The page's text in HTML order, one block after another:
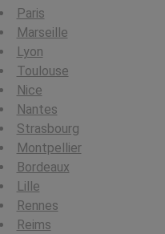
Paris
Marseille
Lyon
Toulouse
Nice
Nantes
Strasbourg
Montpellier
Bordeaux
Lille
Rennes
Reims